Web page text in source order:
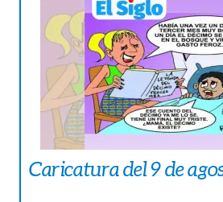
Caricatura del 9 de